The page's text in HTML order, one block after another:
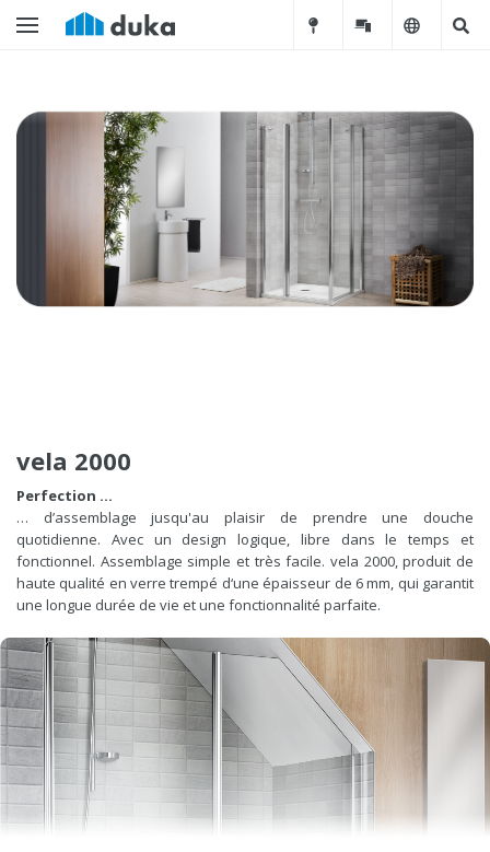
vela 2000
Perfection …
… d’assemblage jusqu'au plaisir de prendre une douche
quotidienne. Avec un design logique, libre dans le temps et
fonctionnel. Assemblage simple et très facile. vela 2000, produit de
haute qualité en verre trempé d‘une épaisseur de 6 mm, qui garantit
une longue durée de vie et une fonctionnalité parfaite.